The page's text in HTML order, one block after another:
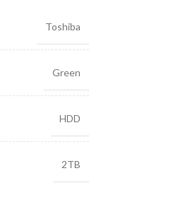
Toshiba
Green
HDD
2TB